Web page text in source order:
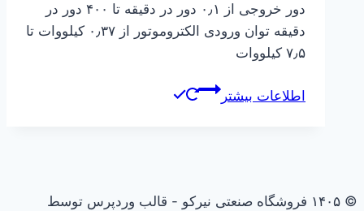
دور خروجی از ۰٫۱ دور در دقیقه تا ۴۰۰ دور در
دقیقه توان ورودی الکتروموتور از ۰٫۳۷ کیلووات تا
۷٫۵ کیلووات
اطلاعات بیشتر
© ۱۴۰۵ فروشگاه صنعتی نیرکو - قالب وردپرس توسط